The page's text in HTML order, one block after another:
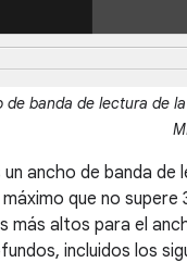
de banda de lectura de
ancho de banda
que no
más altos para el
incluidos los